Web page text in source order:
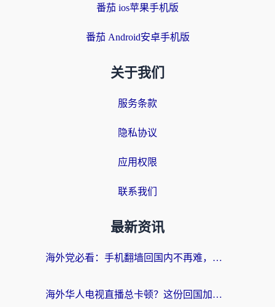
番茄 ios苹果手机版
番茄 Android安卓手机版
关于我们
服务条款
隐私协议
应用权限
联系我们
最新资讯
海外党必看：手机翻墙回国内不再难，一篇搞定无缝访问国内资源指南
海外华人电视直播总卡顿？这份回国加速器选择指南帮你无缝看国内资源